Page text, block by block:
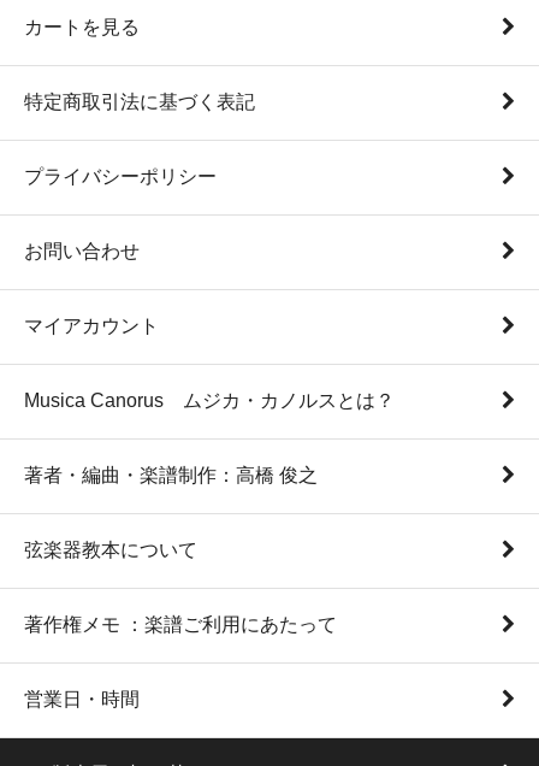
カートを見る
特定商取引法に基づく表記
プライバシーポリシー
お問い合わせ
マイアカウント
Musica Canorus ムジカ・カノルスとは？
著者・編曲・楽譜制作：高橋 俊之
弦楽器教本について
著作権メモ ：楽譜ご利用にあたって
営業日・時間